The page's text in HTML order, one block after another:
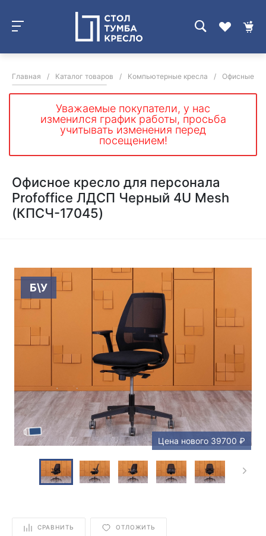
Главная / Каталог товаров / Компьютерные кресла / Офисные
Уважаемые покупатели, у нас
изменился график работы, просьба
учитывать изменения перед
посещением!
Офисное кресло для персонала
Profoffice ЛДСП Черный 4U Mesh
(КПСЧ-17045)
Б\У
Цена нового 39700 ₽
СРАВНИТЬ ОТЛОЖИТЬ